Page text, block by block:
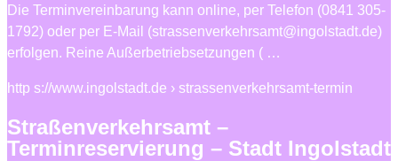
Die Terminvereinbarung kann online, per Telefon (0841 305-
1792) oder per E-Mail (strassenverkehrsamt@ingolstadt.de)
erfolgen. Reine Außerbetriebsetzungen ( …
http s://www.ingolstadt.de › strassenverkehrsamt-termin
Straßenverkehrsamt –
Terminreservierung – Stadt Ingolstadt